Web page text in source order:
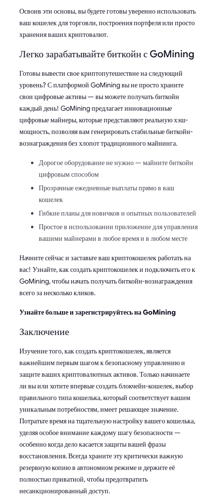
Освоив эти основы, вы будете готовы уверенно использовать
ваш кошелек для торговли, построения портфеля или просто
хранения ваших криптовалют.
Легко зарабатывайте биткойн с GoMining
Готовы вывести свое криптопутешествие на следующий
уровень? С платформой GoMining вы не просто храните
свои цифровые активы — вы можете получать биткойн
каждый день! GoMining предлагает инновационные
цифровые майнеры, которые представляют реальную хэш-
мощность, позволяя вам генерировать стабильные биткойн-
вознаграждения без хлопот традиционного майнинга.
Дорогое оборудование не нужно — майните биткойн
цифровым способом
Прозрачные ежедневные выплаты прямо в ваш
кошелек
Гибкие планы для новичков и опытных пользователей
Простое в использовании приложение для управления
вашими майнерами в любое время и в любом месте
Начните сейчас и заставьте ваш криптокошелек работать на
вас! Узнайте, как создать криптокошелек и подключить его к
GoMining, чтобы начать получать биткойн-вознаграждения
всего за несколько кликов.
Узнайте больше и зарегистрируйтесь на GoMining
Заключение
Изучение того, как создать криптокошелек, является
важнейшим первым шагом к безопасному управлению и
защите ваших криптовалютных активов. Только начинаете
ли вы или хотите впервые создать блокчейн-кошелек, выбор
правильного типа кошелька, который соответствует вашим
уникальным потребностям, имеет решающее значение.
Потратьте время на тщательную настройку вашего кошелька,
уделяя особое внимание каждому шагу безопасности —
особенно когда дело касается защиты вашей фразы
восстановления. Всегда храните эту критически важную
резервную копию в автономном режиме и держите её
полностью приватной, чтобы предотвратить
несанкционированный доступ.